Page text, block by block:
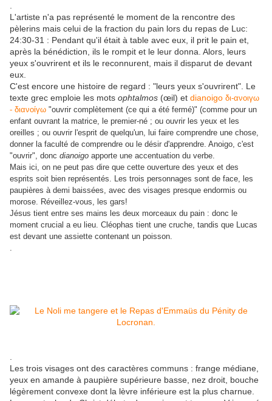
.
L'artiste n'a pas représenté le moment de la rencontre des
pèlerins mais celui de la fraction du pain lors du repas de Luc:
24:30-31 : Pendant qu'il était à table avec eux, il prit le pain et,
après la bénédiction, ils le rompit et le leur donna. Alors, leurs
yeux s'ouvrirent et ils le reconnurent, mais il disparut de devant
eux.
C'est encore une histoire de regard : "leurs yeux s'ouvrirent". Le
texte grec emploie les mots ophtalmos (œil) et dianoigo δι-ανοιγω
- διανοίγω "ouvrir complètement (ce qui a été fermé)" (comme pour un
enfant ouvrant la matrice, le premier-né ; ou ouvrir les yeux et les
oreilles ; ou ouvrir l'esprit de quelqu'un, lui faire comprendre une chose,
donner la faculté de comprendre ou le désir d'apprendre. Anoigo, c'est
"ouvrir", donc dianoigo apporte une accentuation du verbe.
Mais ici, on ne peut pas dire que cette ouverture des yeux et des
esprits soit bien représentés. Les trois personnages sont de face, les
paupières à demi baissées, avec des visages presque endormis ou
morose. Réveillez-vous, les gars!
Jésus tient entre ses mains les deux morceaux du pain : donc le
moment crucial a eu lieu. Cléophas tient une cruche, tandis que Lucas
est devant une assiette contenant un poisson.
.
.
Les trois visages ont des caractères communs : frange médiane,
yeux en amande à paupière supérieure basse, nez droit, bouche
légèrement convexe dont la lèvre inférieure est la plus charnue.